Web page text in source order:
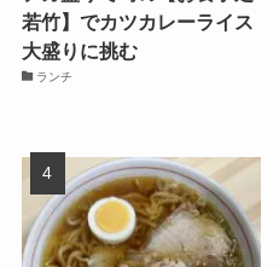
若竹】でカツカレーライス
大盛りに挑む
ランチ